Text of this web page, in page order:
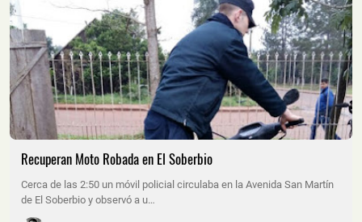
Recuperan Moto Robada en El Soberbio
Cerca de las 2:50 un móvil policial circulaba en la Avenida San Martín
de El Soberbio y observó a u…